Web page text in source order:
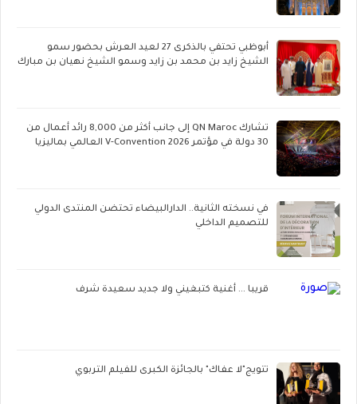
أبوظبي تحتفي بالذكرى 27 لعيد العرش بحضور سمو
الشيخ زايد بن محمد بن زايد وسمو الشيخ نهيان بن مبارك
تشارك QN Maroc إلى جانب أكثر من 8,000 رائد أعمال من
30 دولة في مؤتمر V-Convention 2026 العالمي بماليزيا
في نسخته الثانية.. الدارالبيضاء تحتضن المنتدى الدولي
للتصميم الداخلي
قريبا ... أغنية كتبغيني ولا جديد سعيدة شرف
تتويج"لا عفاك" بالجائزة الكبرى للفيلم التربوي